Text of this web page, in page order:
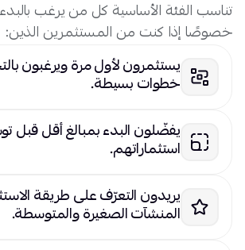
تناسب الفئة الأساسية كل من يرغب بالبدء
خصوصًا إذا كنت من المستثمرين الذين:
يستثمرون لأول مرة ويرغبون
خطوات بسيطة.
يفضّلون البدء بمبالغ أقل قبل
استثماراتهم.
يريدون التعرّف على طريقة
المنشآت الصغيرة والمتوسطة.